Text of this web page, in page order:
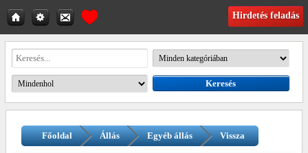
Hirdetés feladás
Főoldal Állás Egyéb állás Vissza